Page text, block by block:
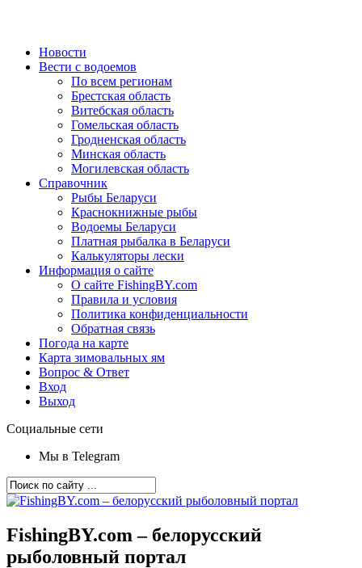
Новости
Вести с водоемов
По всем регионам
Брестская область
Витебская область
Гомельская область
Гродненская область
Минская область
Могилевская область
Справочник
Рыбы Беларуси
Краснокнижные рыбы
Водоемы Беларуси
Платная рыбалка в Беларуси
Калькуляторы лески
Информация о сайте
О сайте FishingBY.com
Правила и условия
Политика конфиденциальности
Обратная связь
Погода на карте
Карта зимовальных ям
Вопрос & Ответ
Вход
Выход
Социальные сети
Мы в Telegram
FishingBY.com – белорусский
рыболовный портал